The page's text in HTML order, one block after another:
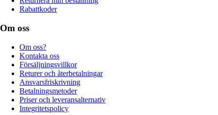
Rabattkoder
Om oss
Om oss?
Kontakta oss
Försäljningsvillkor
Returer och återbetalningar
Ansvarsfriskrivning
Betalningsmetoder
Priser och leveransalternativ
Integritetspolicy